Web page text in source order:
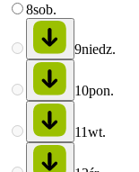
8sob.
9niedz.
10pon.
11wt.